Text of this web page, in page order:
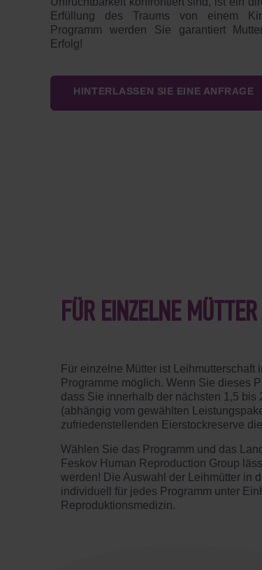
Erfüllung des Traums von einem
Programm werden Sie garantiert
Erfolg!
HINTERLASSEN SIE EINE ANFRAGE
FÜR EINZELNE
Für einzelne Mütter ist
Programme möglich. Wenn Sie dieses
dass Sie innerhalb der nächsten 1,5
(abhängig vom gewählten
zufriedenstellenden Eierstockreserve
Wählen Sie das Programm und das
Feskov Human Reproduction Group
werden! Die Auswahl der Leihmütter in
individuell für jedes Programm unter
Reproduktionsmedizin.